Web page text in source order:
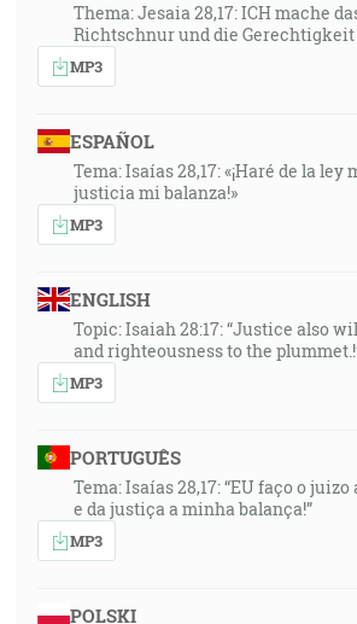
Thema: Jesaia 28,17: ICH mache
Richtschnur und die Gerechtigkeit
MP3
ESPAÑOL
Tema: Isaías 28,17: «¡Haré de la ley
justicia mi balanza!»
MP3
ENGLISH
Topic: Isaiah 28:17: “Justice also
and righteousness to the
MP3
PORTUGUÊS
Tema: Isaías 28,17: “EU faço o
e da justiça a minha balança!”
MP3
POLSKI